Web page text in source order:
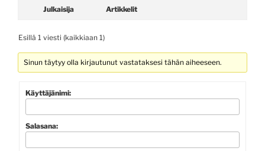
Julkaisija Artikkelit
Esillä 1 viesti (kaikkiaan 1)
Sinun täytyy olla kirjautunut vastataksesi tähän aiheeseen.
Käyttäjänimi:
Salasana: